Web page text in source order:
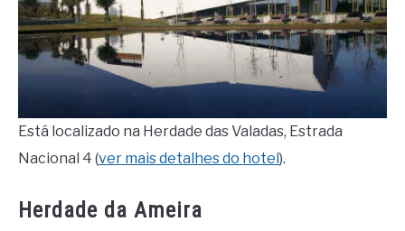
Está localizado na Herdade das Valadas, Estrada
Nacional 4 (ver mais detalhes do hotel).
Herdade da Ameira